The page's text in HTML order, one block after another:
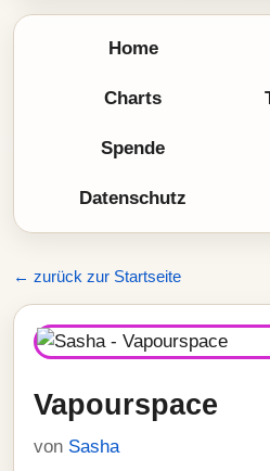
Home
Charts
Spende
Datenschutz
← zurück zur Startseite
Vapourspace
von Sasha